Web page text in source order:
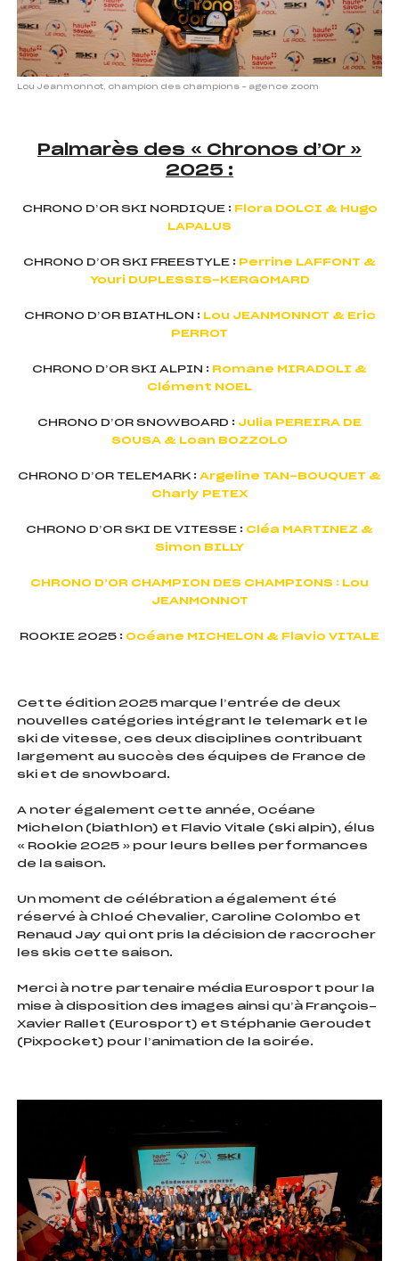
Lou Jeanmonnot, champion des champions – agence zoom
Palmarès des « Chronos d’Or »
2025 :
CHRONO D’OR SKI NORDIQUE : Flora DOLCI & Hugo
LAPALUS
CHRONO D’OR SKI FREESTYLE : Perrine LAFFONT &
Youri DUPLESSIS-KERGOMARD
CHRONO D’OR BIATHLON : Lou JEANMONNOT & Eric
PERROT
CHRONO D’OR SKI ALPIN : Romane MIRADOLI &
Clément NOEL
CHRONO D’OR SNOWBOARD : Julia PEREIRA DE
SOUSA & Loan BOZZOLO
CHRONO D’OR TELEMARK : Argeline TAN-BOUQUET &
Charly PETEX
CHRONO D’OR SKI DE VITESSE : Cléa MARTINEZ &
Simon BILLY
CHRONO D’OR CHAMPION DES CHAMPIONS : Lou
JEANMONNOT
ROOKIE 2025 : Océane MICHELON & Flavio VITALE
Cette édition 2025 marque l’entrée de deux
nouvelles catégories intégrant le telemark et le
ski de vitesse, ces deux disciplines contribuant
largement au succès des équipes de France de
ski et de snowboard.
A noter également cette année, Océane
Michelon (biathlon) et Flavio Vitale (ski alpin), élus
« Rookie 2025 » pour leurs belles performances
de la saison.
Un moment de célébration a également été
réservé à Chloé Chevalier, Caroline Colombo et
Renaud Jay qui ont pris la décision de raccrocher
les skis cette saison.
Merci à notre partenaire média Eurosport pour la
mise à disposition des images ainsi qu’à François-
Xavier Rallet (Eurosport) et Stéphanie Geroudet
(Pixpocket) pour l’animation de la soirée.